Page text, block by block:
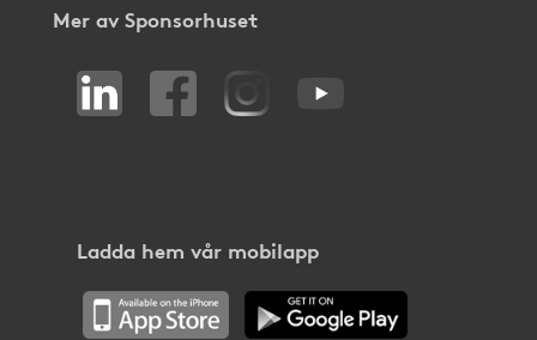
Mer av Sponsorhuset
Ladda hem vår mobilapp